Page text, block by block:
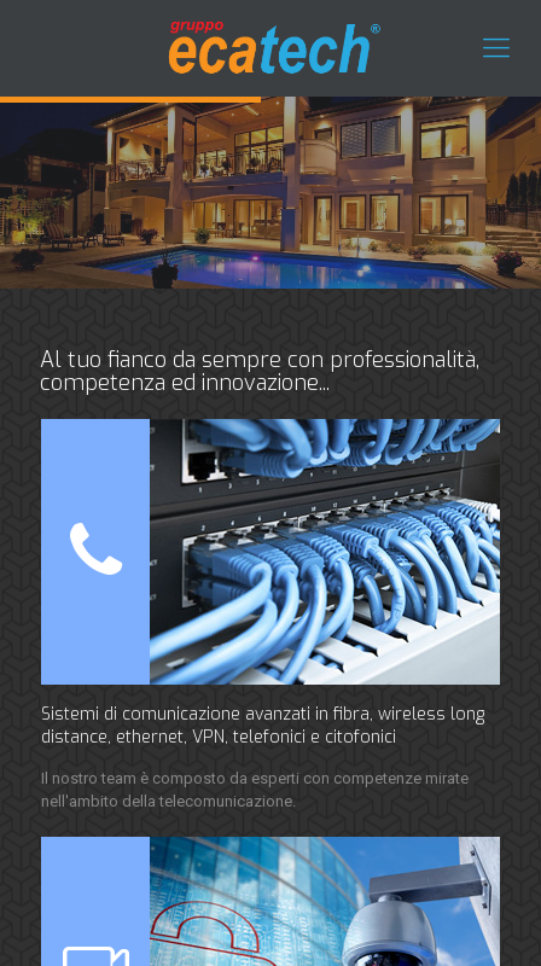
Al tuo fianco da sempre con professionalità,
competenza ed innovazione...
Sistemi di comunicazione avanzati in fibra, wireless long
distance, ethernet, VPN, telefonici e citofonici
Il nostro team è composto da esperti con competenze mirate
nell'ambito della telecomunicazione.